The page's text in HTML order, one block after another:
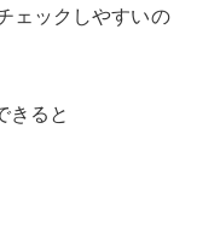
ェックしやすいの
きると